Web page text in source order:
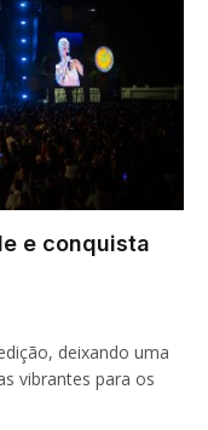
e conquista
deixando uma
vibrantes para os